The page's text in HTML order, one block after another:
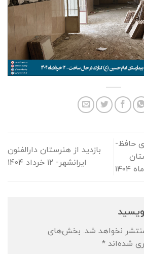
حافظ-
بازدید از هنرستان دارالفنون
ایرانشهر- ۱۲ خرداد ۱۴۰۴
نخواهد شد. بخش‌های
شده‌اند *